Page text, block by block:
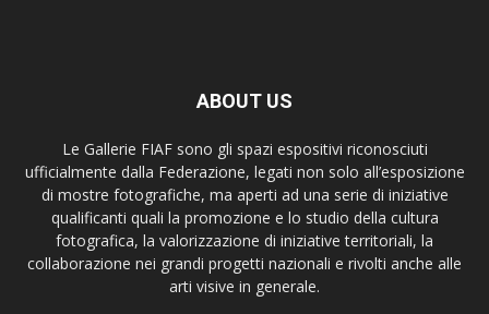
ABOUT US
Le Gallerie FIAF sono gli spazi espositivi riconosciuti
ufficialmente dalla Federazione, legati non solo all’esposizione
di mostre fotografiche, ma aperti ad una serie di iniziative
qualificanti quali la promozione e lo studio della cultura
fotografica, la valorizzazione di iniziative territoriali, la
collaborazione nei grandi progetti nazionali e rivolti anche alle
arti visive in generale.